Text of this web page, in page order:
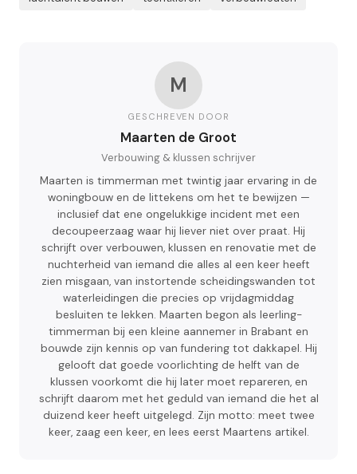
M
GESCHREVEN DOOR
Maarten de Groot
Verbouwing & klussen schrijver
Maarten is timmerman met twintig jaar ervaring in de
woningbouw en de littekens om het te bewijzen —
inclusief dat ene ongelukkige incident met een
decoupeerzaag waar hij liever niet over praat. Hij
schrijft over verbouwen, klussen en renovatie met de
nuchterheid van iemand die alles al een keer heeft
zien misgaan, van instortende scheidingswanden tot
waterleidingen die precies op vrijdagmiddag
besluiten te lekken. Maarten begon als leerling-
timmerman bij een kleine aannemer in Brabant en
bouwde zijn kennis op van fundering tot dakkapel. Hij
gelooft dat goede voorlichting de helft van de
klussen voorkomt die hij later moet repareren, en
schrijft daarom met het geduld van iemand die het al
duizend keer heeft uitgelegd. Zijn motto: meet twee
keer, zaag een keer, en lees eerst Maartens artikel.